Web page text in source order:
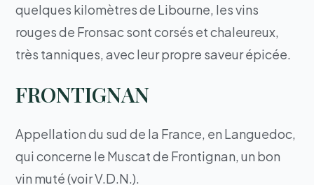
quelques kilomètres de Libourne, les vins
rouges de Fronsac sont corsés et chaleureux,
très tanniques, avec leur propre saveur épicée.
FRONTIGNAN
Appellation du sud de la France, en Languedoc,
qui concerne le Muscat de Frontignan, un bon
vin muté (voir V.D.N.).